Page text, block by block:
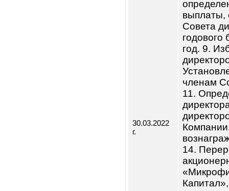
1.
год. 5.
2021
по